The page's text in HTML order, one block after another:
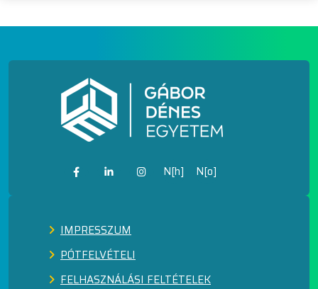
N[h] N[o]
IMPRESSZUM
PÓTFELVÉTELI
FELHASZNÁLÁSI FELTÉTELEK